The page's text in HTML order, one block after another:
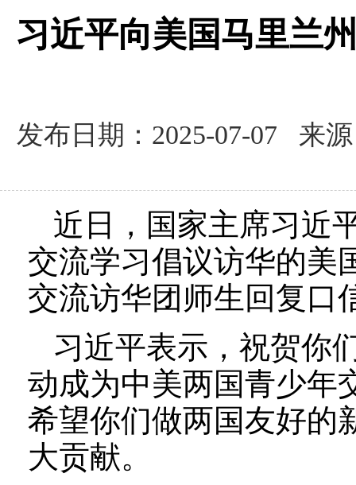
习近平向美国马里兰
发布日期：2025-07-07 来
近日，国家主席习近
交流学习倡议访华的美
交流访华团师生回复口
习近平表示，祝贺你
动成为中美两国青少年
希望你们做两国友好的
大贡献。